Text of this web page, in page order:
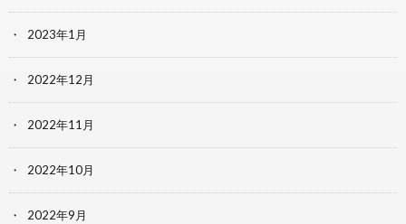
2023年1月
2022年12月
2022年11月
2022年10月
2022年9月